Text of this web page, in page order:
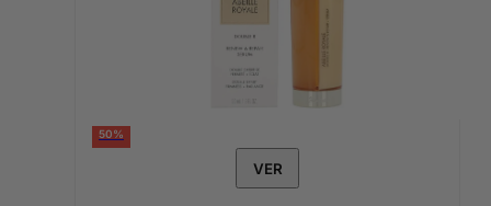
50%
VER